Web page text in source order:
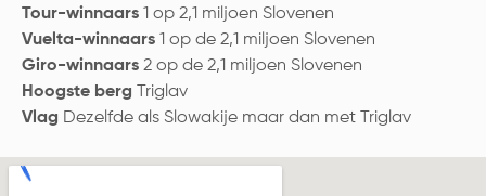
Tour-winnaars 1 op 2,1 miljoen Slovenen
Vuelta-winnaars 1 op de 2,1 miljoen Slovenen
Giro-winnaars 2 op de 2,1 miljoen Slovenen
Hoogste berg
Triglav
Vlag Dezelfde als Slowakije maar dan met Triglav